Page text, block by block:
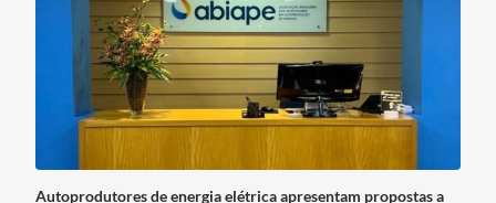
Autoprodutores de energia elétrica apresentam propostas a